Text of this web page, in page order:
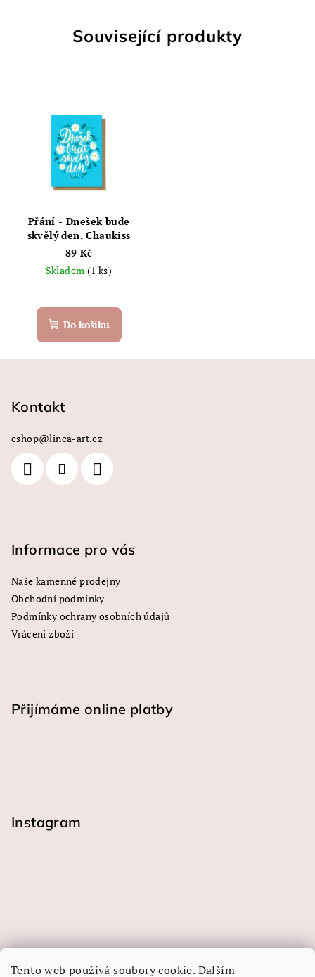
Tento web používá soubory cookie. Dalším
Související produkty
Přání - Dnešek bude
skvělý den, Chaukiss
89 Kč
Skladem (1 ks)
Do košíku
Kontakt
eshop@linea-art.cz
Informace pro vás
Naše kamenné prodejny
Obchodní podmínky
Podmínky ochrany osobních údajů
Vrácení zboží
Přijímáme online platby
Instagram